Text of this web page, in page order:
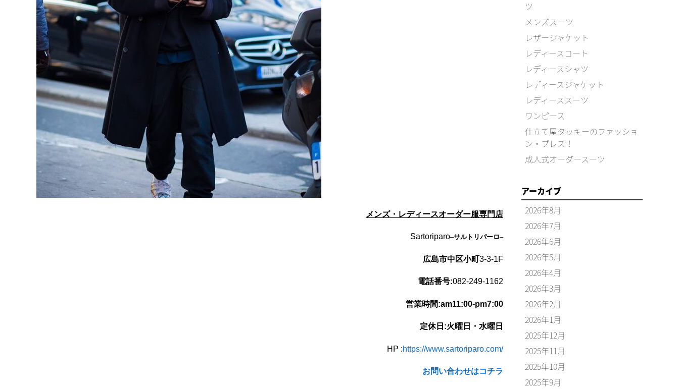
メンズ・レディースオーダー服専門店
Sartoriparo–サルトリパーロ–
広島市中区小町3-3-1F
電話番号:082-249-1162
営業時間:am11:00-pm7:00
定休日:火曜日・水曜日
HP :https://www.sartoriparo.com/
お問い合わせはコチラ
ツ
メンズスーツ
レザージャケット
レディースコート
レディースシャツ
レディースジャケット
レディーススーツ
ワンピース
仕立て屋タッキーのファッショ
ン・プレス！
成人式オーダースーツ
アーカイブ
2026年8月
2026年7月
2026年6月
2026年5月
2026年4月
2026年3月
2026年2月
2026年1月
2025年12月
2025年11月
2025年10月
2025年9月